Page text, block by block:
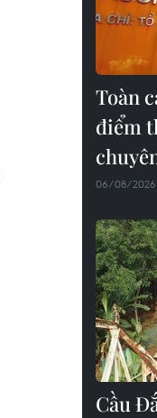
Toàn
điểm
06/08/2026
Cầu